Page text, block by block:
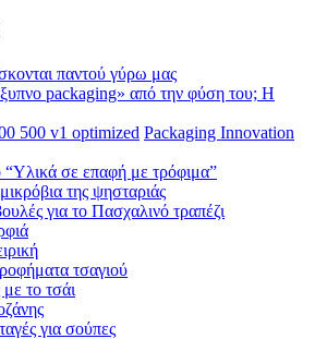
παντού γύρω μας
packaging» από την φύση του; Η
Packaging Innovation
“Υλικά σε επαφή με τρόφιμα”
της ψησταριάς
για το Πασχαλινό τραπέζι
τσαγιού
το τσάι
για σούπες